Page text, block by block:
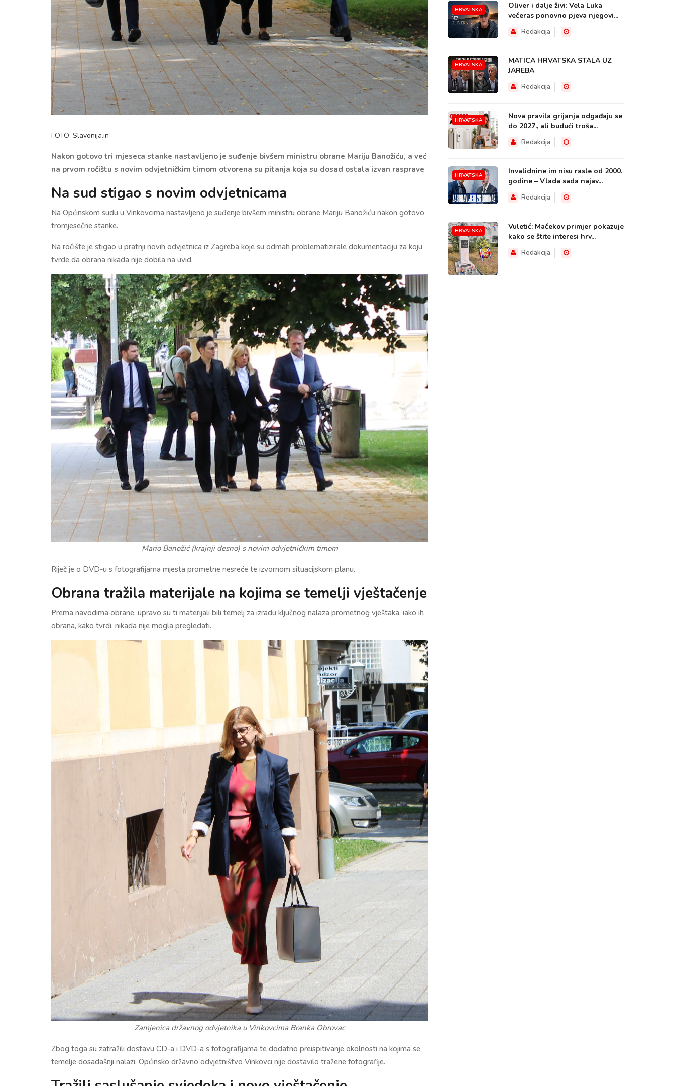
FOTO: Slavonija.in
Nakon gotovo tri mjeseca stanke nastavljeno je suđenje bivšem ministru obrane Mariju Banožiću, a već
na prvom ročištu s novim odvjetničkim timom otvorena su pitanja koja su dosad ostala izvan rasprave
Na sud stigao s novim odvjetnicama
Na Općinskom sudu u Vinkovcima nastavljeno je suđenje bivšem ministru obrane Mariju Banožiću nakon gotovo
tromjesečne stanke.
Na ročište je stigao u pratnji novih odvjetnica iz Zagreba koje su odmah problematizirale dokumentaciju za koju
tvrde da obrana nikada nije dobila na uvid.
Mario Banožić (krajnji desno) s novim odvjetničkim timom
Riječ je o DVD-u s fotografijama mjesta prometne nesreće te izvornom situacijskom planu.
Obrana tražila materijale na kojima se temelji vještačenje
Prema navodima obrane, upravo su ti materijali bili temelj za izradu ključnog nalaza prometnog vještaka, iako ih
obrana, kako tvrdi, nikada nije mogla pregledati.
Zamjenica državnog odvjetnika u Vinkovcima Branka Obrovac
Zbog toga su zatražili dostavu CD-a i DVD-a s fotografijama te dodatno preispitivanje okolnosti na kojima se
temelje dosadašnji nalazi. Općinsko državno odvjetništvo Vinkovci nije dostavilo tražene fotografije.
HRVATSKA
Oliver i dalje živi: Vela Luka
večeras ponovno pjeva njegovi...
Redakcija
HRVATSKA
MATICA HRVATSKA STALA UZ
JAREBA
Redakcija
HRVATSKA
Nova pravila grijanja odgađaju se
do 2027., ali budući troša...
Redakcija
HRVATSKA
Invalidnine im nisu rasle od 2000.
godine – Vlada sada najav...
Redakcija
HRVATSKA
Vuletić: Mačekov primjer pokazuje
kako se štite interesi hrv...
Redakcija